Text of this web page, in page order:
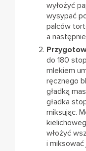
wyłożyć
wysypać
palców
a
do 180
mlekiem
ręcznego
gładką
gładka
miksując.
włożyć
i